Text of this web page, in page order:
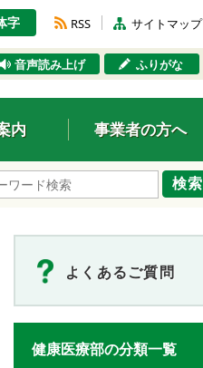
字 RSS サイトマップ
音声読み上げ ふりがな
内 事業者の方へ
検索
よくあるご質問
健康医療部の分類一覧